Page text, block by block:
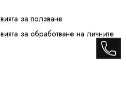
за ползване
за обработване на личните